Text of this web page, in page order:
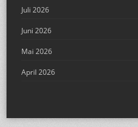
Juli 2026
Juni 2026
Mai 2026
April 2026